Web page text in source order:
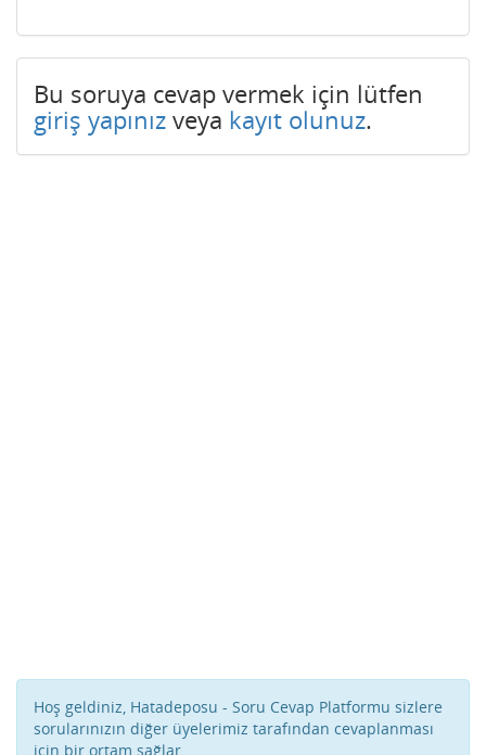
Bu soruya cevap vermek için lütfen
giriş yapınız veya kayıt olunuz.
Hoş geldiniz, Hatadeposu - Soru Cevap Platformu sizlere
sorularınızın diğer üyelerimiz tarafından cevaplanması
için bir ortam sağlar.